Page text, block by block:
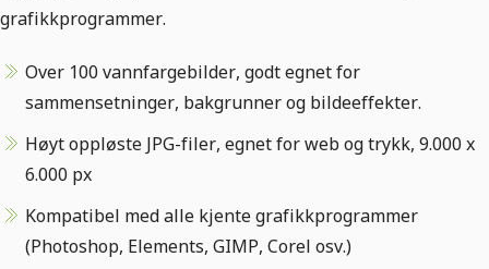
grafikkprogrammer.
Over 100 vannfargebilder, godt egnet for
sammensetninger, bakgrunner og bildeeffekter.
Høyt oppløste JPG-filer, egnet for web og trykk, 9.000 x
6.000 px
Kompatibel med alle kjente grafikkprogrammer
(Photoshop, Elements, GIMP, Corel osv.)